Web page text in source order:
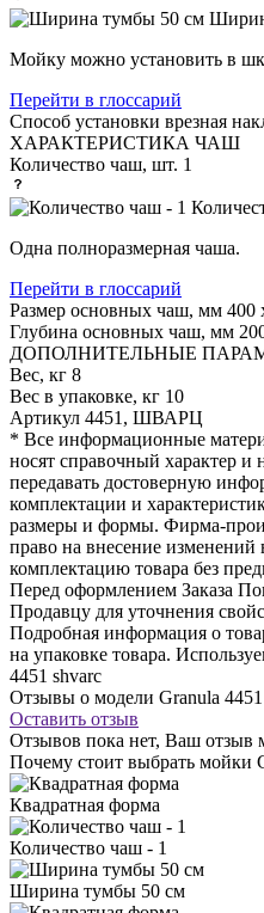
Мойку можно установить в
Перейти в глоссарий
Способ установки врезная
ХАРАКТЕРИСТИКА ЧАШ
Количество чаш, шт. 1
Одна полноразмерная чаша.
Перейти в глоссарий
Размер основных чаш, мм 400
Глубина основных чаш, мм
ДОПОЛНИТЕЛЬНЫЕ
Вес, кг 8
Вес в упаковке, кг 10
Артикул 4451, ШВАРЦ
* Все информационные
носят справочный характер и
передавать достоверную
комплектации и
размеры и формы. Фирма-
право на внесение
комплектацию товара без
Перед оформлением Заказа
Продавцу для уточнения
Подробная информация о
на упаковке товара.
4451 shvarc
Отзывы о модели Granula 4451
Оставить отзыв
Отзывов пока нет, Ваш отзыв
Почему стоит выбрать мойки
Квадратная форма
Количество чаш - 1
Ширина тумбы 50 см